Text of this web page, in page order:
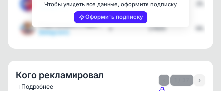
[telegram]
4 25123
Подслушано Старые Юркови…
[telegram]
3 17835
Чтобы увидеть все данные, оформите подписку
Оформить подписку
Кого рекламировал
ℹ️ Подробнее
›